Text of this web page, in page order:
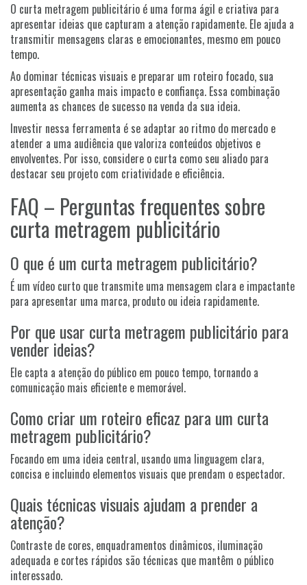
O curta metragem publicitário é uma forma ágil e criativa para
apresentar ideias que capturam a atenção rapidamente. Ele ajuda a
transmitir mensagens claras e emocionantes, mesmo em pouco
tempo.
Ao dominar técnicas visuais e preparar um roteiro focado, sua
apresentação ganha mais impacto e confiança. Essa combinação
aumenta as chances de sucesso na venda da sua ideia.
Investir nessa ferramenta é se adaptar ao ritmo do mercado e
atender a uma audiência que valoriza conteúdos objetivos e
envolventes. Por isso, considere o curta como seu aliado para
destacar seu projeto com criatividade e eficiência.
FAQ – Perguntas frequentes sobre
curta metragem publicitário
O que é um curta metragem publicitário?
É um vídeo curto que transmite uma mensagem clara e impactante
para apresentar uma marca, produto ou ideia rapidamente.
Por que usar curta metragem publicitário para
vender ideias?
Ele capta a atenção do público em pouco tempo, tornando a
comunicação mais eficiente e memorável.
Como criar um roteiro eficaz para um curta
metragem publicitário?
Focando em uma ideia central, usando uma linguagem clara,
concisa e incluindo elementos visuais que prendam o espectador.
Quais técnicas visuais ajudam a prender a
atenção?
Contraste de cores, enquadramentos dinâmicos, iluminação
adequada e cortes rápidos são técnicas que mantêm o público
interessado.